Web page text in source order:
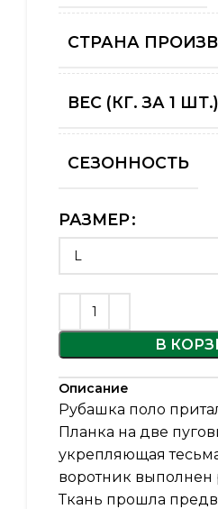
СТРАНА
ВЕС (КГ. ЗА 1 ШТ.)
СЕЗОННОСТЬ
РАЗМЕР
В
Описание
Рубашка поло
Планка на две
укрепляющая
воротник выполнен
Ткань прошла